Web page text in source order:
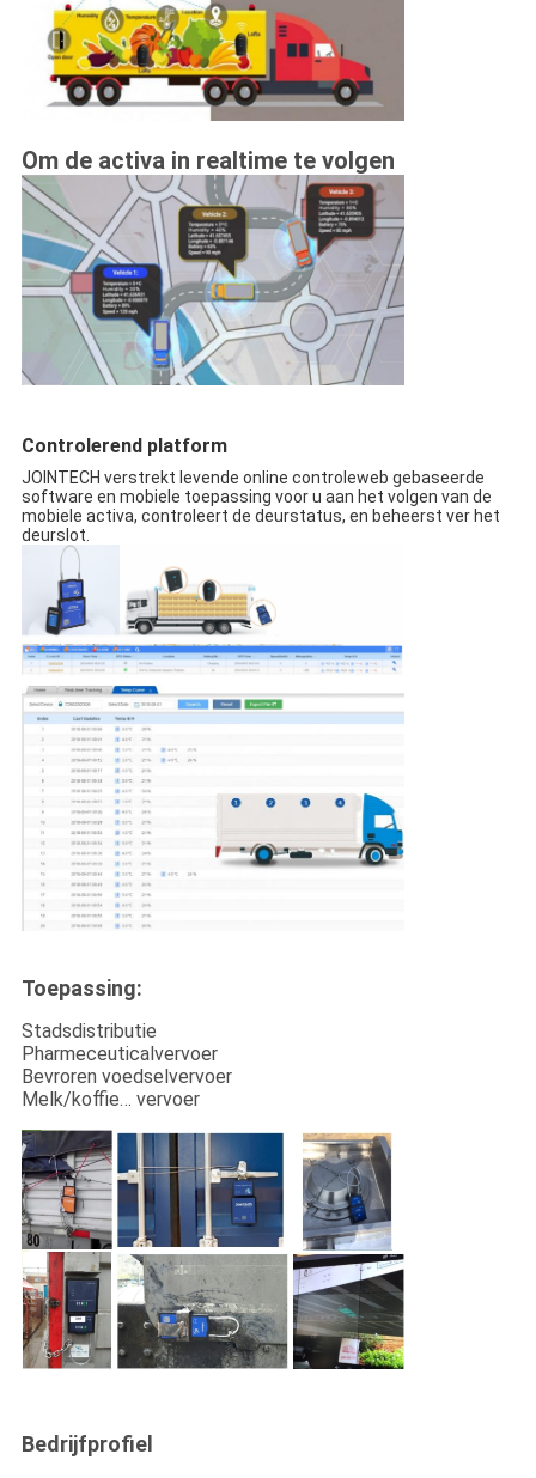
Om de activa in realtime te volgen
Controlerend platform
JOINTECH verstrekt levende online controleweb gebaseerde
software en mobiele toepassing voor u aan het volgen van de
mobiele activa, controleert de deurstatus, en beheerst ver het
deurslot.
Toepassing:
Stadsdistributie
Pharmeceuticalvervoer
Bevroren voedselvervoer
Melk/koffie… vervoer
Bedrijfprofiel